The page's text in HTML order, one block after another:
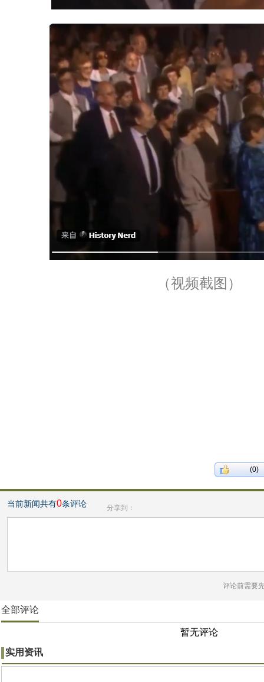
（视频截图）
(0)
当前新闻共有0条评论 分享到：
评论前需要
全部评论
暂无评论
实用资讯